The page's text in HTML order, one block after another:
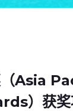
（Asia
）获奖